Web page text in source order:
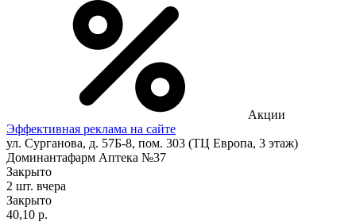
Акции
Эффективная реклама на сайте
ул. Сурганова, д. 57Б-8, пом. 303 (ТЦ Европа, 3 этаж)
Доминантафарм Аптека №37
Закрыто
2 шт. вчера
Закрыто
40,10 р.